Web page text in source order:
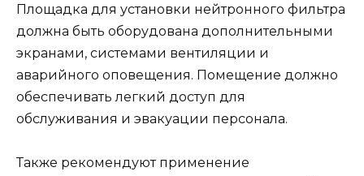
Площадка для установки нейтронного фильтра
должна быть оборудована дополнительными
экранами, системами вентиляции и
аварийного оповещения. Помещение должно
обеспечивать легкий доступ для
обслуживания и эвакуации персонала.
Также рекомендуют применение